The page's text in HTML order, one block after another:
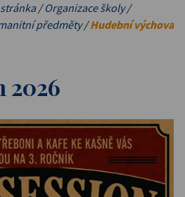
/Organizace školy/
předměty/Hudební výchova
2026